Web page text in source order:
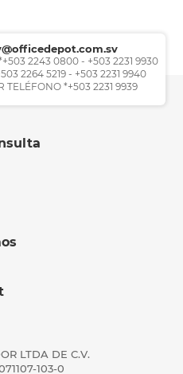
2243 0800 - +503 2231 9930
2264 5219 - +503 2231 9940
TELÉFONO *+503 2231 9939
LTDA DE C.V.
103-0